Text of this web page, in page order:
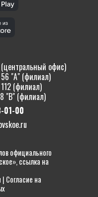
офис)
56 "А" (филиал)
(филиал)
"В" (филиал)
01-00
официального
ссылка на
| Согласие на